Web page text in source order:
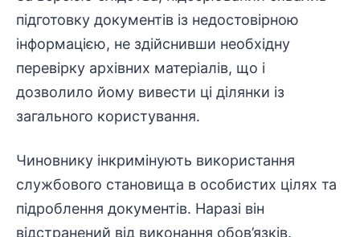
підготовку документів із недостовірною
інформацією, не здійснивши необхідну
перевірку архівних матеріалів, що і
дозволило йому вивести ці ділянки із
загального користування.
Чиновнику інкримінують використання
службового становища в особистих цілях та
підроблення документів. Наразі він
відстранений від виконання обов’язків.